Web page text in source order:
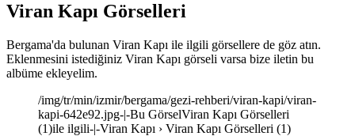
Viran Kapı Görselleri
Bergama'da bulunan Viran Kapı ile ilgili görsellere de göz atın.
Eklenmesini istediğiniz Viran Kapı görseli varsa bize iletin bu
albüme ekleyelim.
/img/tr/min/izmir/bergama/gezi-rehberi/viran-kapi/viran-
kapi-642e92.jpg-|-Bu GörselViran Kapı Görselleri
(1)ile ilgili-|-Viran Kapı › Viran Kapı Görselleri (1)